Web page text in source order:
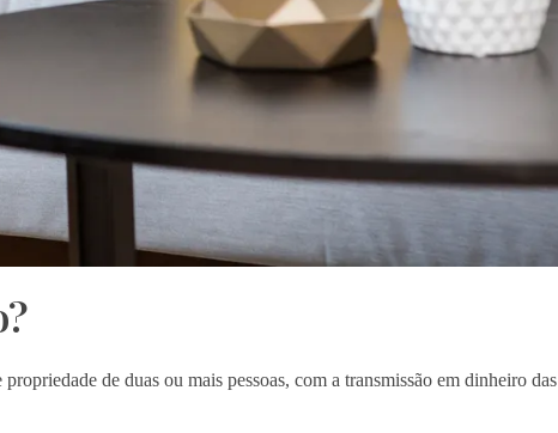
de duas ou mais pessoas, com a transmissão em dinheiro das